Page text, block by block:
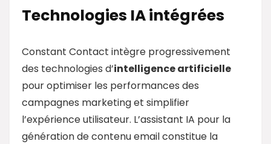
Technologies IA intégrées
Constant Contact intègre progressivement
des technologies d’intelligence artificielle
pour optimiser les performances des
campagnes marketing et simplifier
l’expérience utilisateur. L’assistant IA pour la
génération de contenu email constitue la